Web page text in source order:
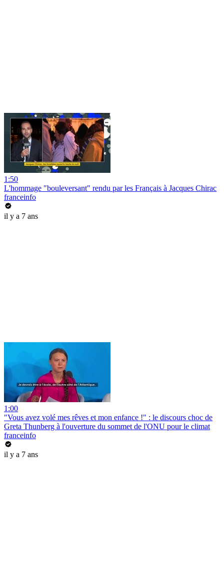
1:50
L'hommage "bouleversant" rendu par les Français à Jacques Chirac
franceinfo
il y a 7 ans
1:00
"Vous avez volé mes rêves et mon enfance !" : le discours choc de
Greta Thunberg à l'ouverture du sommet de l'ONU pour le climat
franceinfo
il y a 7 ans